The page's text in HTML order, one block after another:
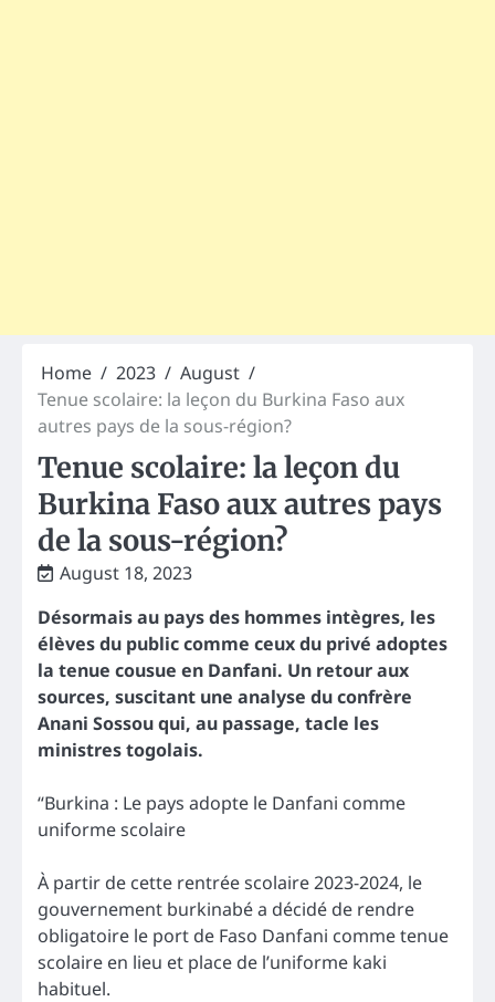
Home 2023
August
Tenue scolaire: la leçon du Burkina Faso aux
autres pays de la sous-région?
Tenue scolaire: la leçon du
Burkina Faso aux autres pays
de la sous-région?
August 18, 2023
Désormais au pays des hommes intègres, les
élèves du public comme ceux du privé adoptes
la tenue cousue en Danfani. Un retour aux
sources, suscitant une analyse du confrère
Anani Sossou qui, au passage, tacle les
ministres togolais.
“Burkina : Le pays adopte le Danfani comme
uniforme scolaire
À partir de cette rentrée scolaire 2023-2024, le
gouvernement burkinabé a décidé de rendre
obligatoire le port de Faso Danfani comme tenue
scolaire en lieu et place de l’uniforme kaki
habituel.